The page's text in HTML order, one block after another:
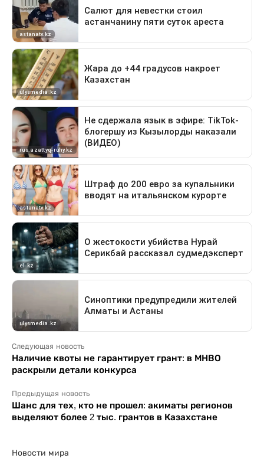
Следующая новость
Наличие квоты не гарантирует грант: в МНВО
раскрыли детали конкурса
Предыдущая новость
Шанс для тех, кто не прошел: акиматы регионов
выделяют более 2 тыс. грантов в Казахстане
Новости мира